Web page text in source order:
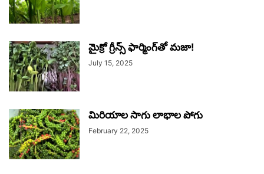
మైక్రో గ్రీన్స్‌ ఫార్మింగ్‌తో మజా!
July 15, 2025
మిరియాల సాగు లాభాల పోగు
February 22, 2025